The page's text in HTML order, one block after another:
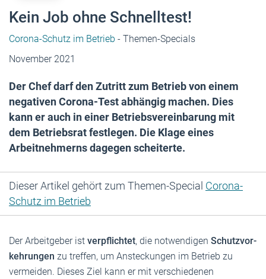
Kein Job ohne Schnelltest!
Corona-Schutz im Betrieb - Themen-Specials
November 2021
Der Chef darf den Zutritt zum Betrieb von einem
negativen Corona-Test abhängig machen. Dies
kann er auch in einer Betriebsvereinbarung mit
dem Betriebsrat festlegen. Die Klage eines
Arbeitnehmerns dagegen scheiterte.
Dieser Artikel gehört zum Themen-Special Corona-
Schutz im Betrieb
Der Arbeit­geber ist verpflichtet, die notwen­digen Schutz­vor­
keh­rungen zu treffen, um Anste­ckungen im Betrieb zu
vermeiden. Dieses Ziel kann er mit verschie­denen